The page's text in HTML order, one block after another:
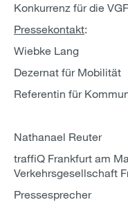
Konkurrenz für die
Pressekontakt:
Wiebke Lang
Dezernat für Mobilität
Referentin für
Nathanael
traffiQ
Verkehrsgesellschaft